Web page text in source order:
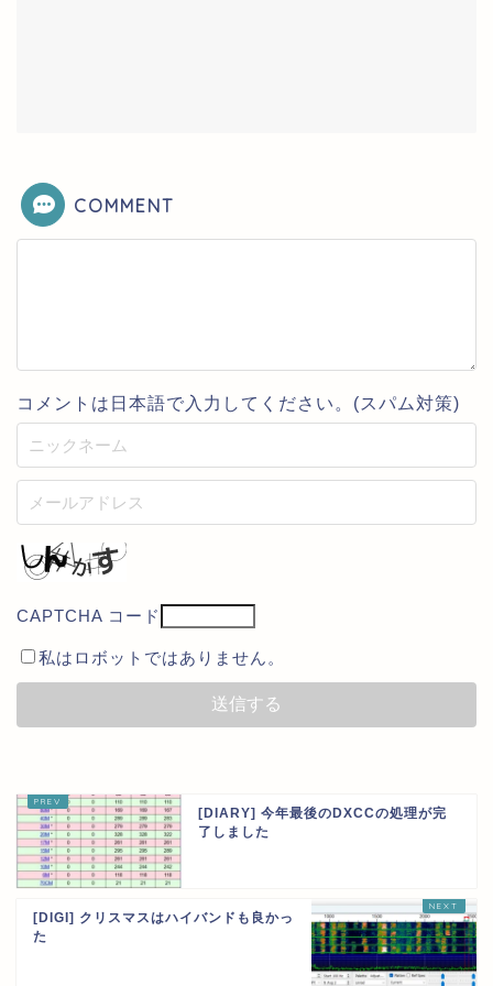
COMMENT
コメントは日本語で入力してください。(スパム対策)
CAPTCHA コード
私はロボットではありません。
[DIARY] 今年最後のDXCCの処理が完
了しました
[DIGI] クリスマスはハイバンドも良かっ
た